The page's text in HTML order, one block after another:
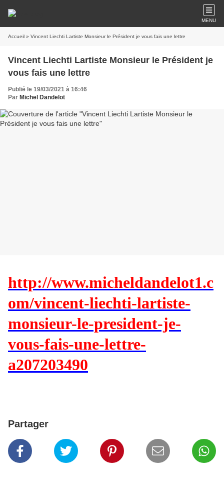
MENU
Accueil » Vincent Liechti Lartiste Monsieur le Président je vous fais une lettre
Vincent Liechti Lartiste Monsieur le Président je
vous fais une lettre
Publié le 19/03/2021 à 16:46
Par Michel Dandelot
http://www.micheldandelot1.c
om/vincent-liechti-lartiste-
monsieur-le-president-je-
vous-fais-une-lettre-
a207203490
Partager